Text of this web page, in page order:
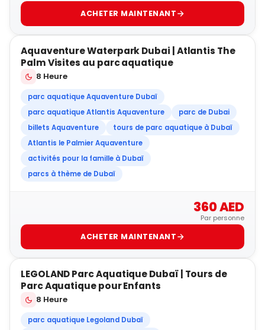
ACHETER MAINTENANT
5
VENTE RAPIDE
Aquaventure Waterpark Dubai | Atlantis The
Palm Visites au parc aquatique
8 Heure
parc aquatique Aquaventure Dubaï
parc aquatique Atlantis Aquaventure
parc de Dubai
billets Aquaventure
tours de parc aquatique à Dubaï
Atlantis le Palmier Aquaventure
activités pour la famille à Dubaï
parcs à thème de Dubaï
360 AED
Par personne
ACHETER MAINTENANT
5
BEST-SELLER
LEGOLAND Parc Aquatique Dubaï | Tours de
Parc Aquatique pour Enfants
8 Heure
parc aquatique Legoland Dubaï